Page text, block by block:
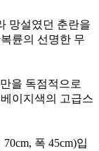
망설였던 춘란을
륜의 선명한 무
을 독점적으로
이지색의 고급스
폭 45cm)입